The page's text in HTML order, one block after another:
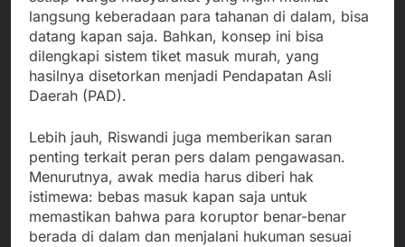
langsung keberadaan para tahanan di dalam, bisa
datang kapan saja. Bahkan, konsep ini bisa
dilengkapi sistem tiket masuk murah, yang
hasilnya disetorkan menjadi Pendapatan Asli
Daerah (PAD).
Lebih jauh, Riswandi juga memberikan saran
penting terkait peran pers dalam pengawasan.
Menurutnya, awak media harus diberi hak
istimewa: bebas masuk kapan saja untuk
memastikan bahwa para koruptor benar-benar
berada di dalam dan menjalani hukuman sesuai